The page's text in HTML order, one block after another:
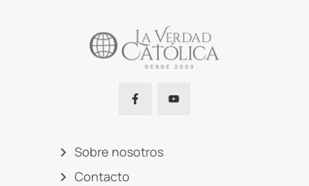
Sobre nosotros
Contacto